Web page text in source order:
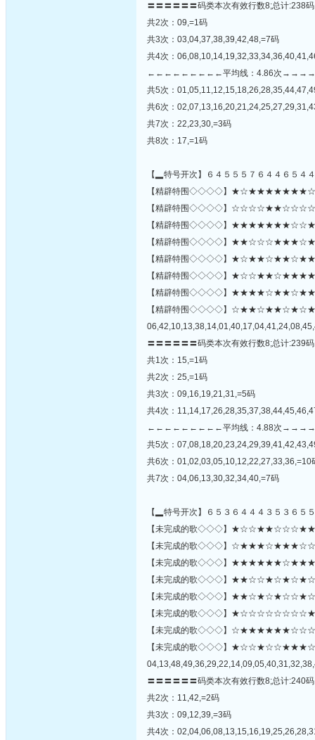
〓〓〓〓〓〓码类本次有效行数8;总计:238
共2次：09,=1码
共3次：03,04,37,38,39,42,48,=7码
共4次：
←←←←←←←←←平均线：4.86次
共5次：
共6次：
共7次：22,23,30,=3码
共8次：17,=1码
【▂特号开次】６４５５５７６４４６５４
【精辟特围◇◇◇◇】
【精辟特围◇◇◇◇】
【精辟特围◇◇◇◇】
【精辟特围◇◇◇◇】
【精辟特围◇◇◇◇】
【精辟特围◇◇◇◇】
【精辟特围◇◇◇◇】
【精辟特围◇◇◇◇】
〓〓〓〓〓〓码类本次有效行数8;总计:239
共1次：15,=1码
共2次：25,=1码
共3次：09,16,19,21,31,=5码
共4次：
←←←←←←←←←平均线：4.88次
共5次：
共6次：01,02,03,05,10,12,22,27,33,36,=10
共7次：04,06,13,30,32,34,40,=7码
【▂特号开次】６５３６４４４３５３６５
【未完成的歌◇◇◇】
【未完成的歌◇◇◇】
【未完成的歌◇◇◇】
【未完成的歌◇◇◇】
【未完成的歌◇◇◇】
【未完成的歌◇◇◇】
【未完成的歌◇◇◇】
【未完成的歌◇◇◇】
〓〓〓〓〓〓码类本次有效行数8;总计:240
共2次：11,42,=2码
共3次：09,12,39,=3码
共4次：